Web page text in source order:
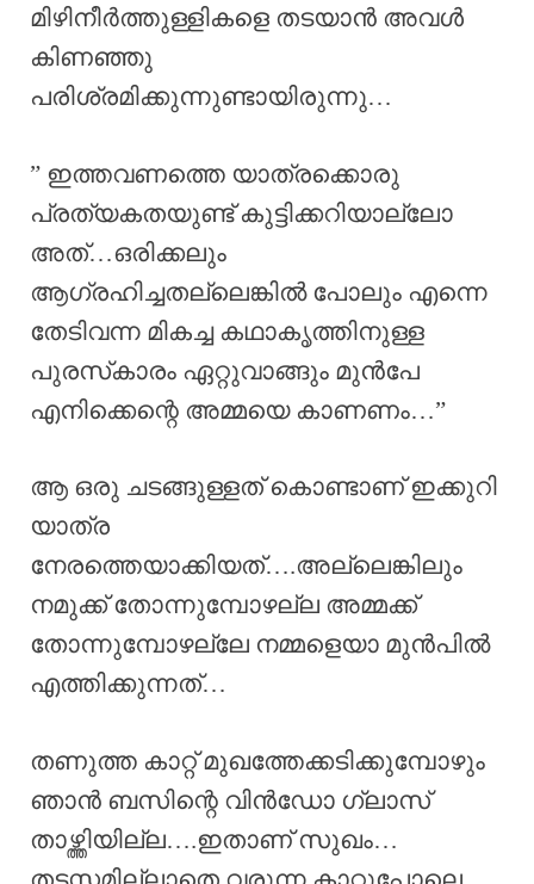
മിഴിനീർത്തുള്ളികളെ തടയാൻ അവൾ
കിണഞ്ഞു
പരിശ്രമിക്കുന്നുണ്ടായിരുന്നു…
” ഇത്തവണത്തെ യാത്രക്കൊരു
പ്രത്യകതയുണ്ട് കുട്ടിക്കറിയാല്ലോ
അത്…ഒരിക്കലും
ആഗ്രഹിച്ചതല്ലെങ്കിൽ പോലും എന്നെ
തേടിവന്ന മികച്ച കഥാകൃത്തിനുള്ള
പുരസ്‌കാരം ഏറ്റുവാങ്ങും മുൻപേ
എനിക്കെന്റെ അമ്മയെ കാണണം…”
ആ ഒരു ചടങ്ങുള്ളത് കൊണ്ടാണ് ഇക്കുറി
യാത്ര
നേരത്തെയാക്കിയത്….അല്ലെങ്കിലും
നമുക്ക് തോന്നുമ്പോഴല്ല അമ്മക്ക്
തോന്നുമ്പോഴല്ലേ നമ്മളെയാ മുൻപിൽ
എത്തിക്കുന്നത്…
തണുത്ത കാറ്റ് മുഖത്തേക്കടിക്കുമ്പോഴും
ഞാൻ ബസിന്റെ വിൻഡോ ഗ്ലാസ്
താഴ്ത്തിയില്ല….ഇതാണ് സുഖം…